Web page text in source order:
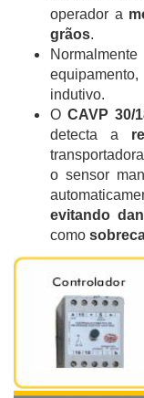
operador a
grãos.
indutivo.
O CAVP 30/
detecta a
o sensor
evitando
como